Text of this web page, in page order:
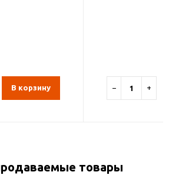
В корзину − +
товары